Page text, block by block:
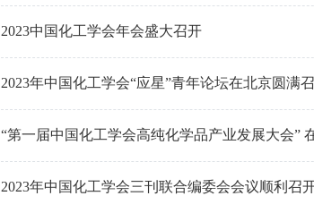
2023中国化工学会年会盛大召开
2023年中国化工学会“应星”青年论坛在北京圆满
“第一届中国化工学会高纯化学品产业发展大会”
2023年中国化工学会三刊联合编委会会议顺利召